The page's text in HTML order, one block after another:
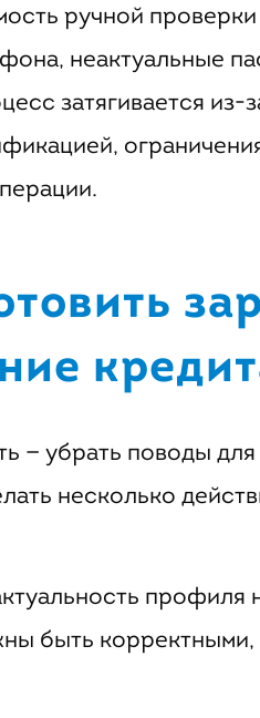
ручной
неактуальные
затягивается
— убрать поводы
несколько
профиля
быть корректными,